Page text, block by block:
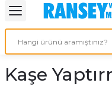
Geri
Geri
Geri
Geri
Ürünleri
Geri
Geri
Geri
Kaşe